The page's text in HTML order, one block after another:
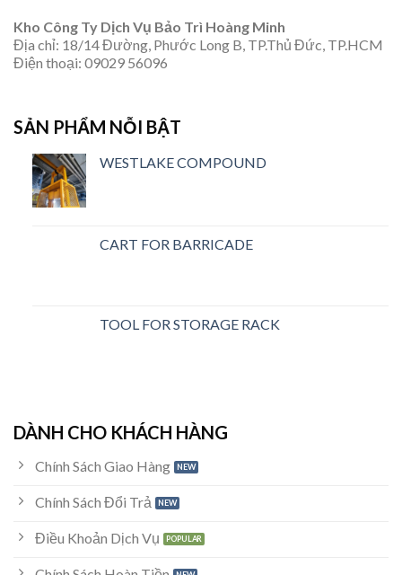
Kho Công Ty Dịch Vụ Bảo Trì Hoàng Minh
Địa chỉ: 18/14 Đường, Phước Long B, TP.Thủ Đức, TP.HCM
Điện thoại: 09029 56096
SẢN PHẨM NỖI BẬT
WESTLAKE COMPOUND
CART FOR BARRICADE
TOOL FOR STORAGE RACK
DÀNH CHO KHÁCH HÀNG
Chính Sách Giao Hàng
Chính Sách Đổi Trả
Điều Khoản Dịch Vụ